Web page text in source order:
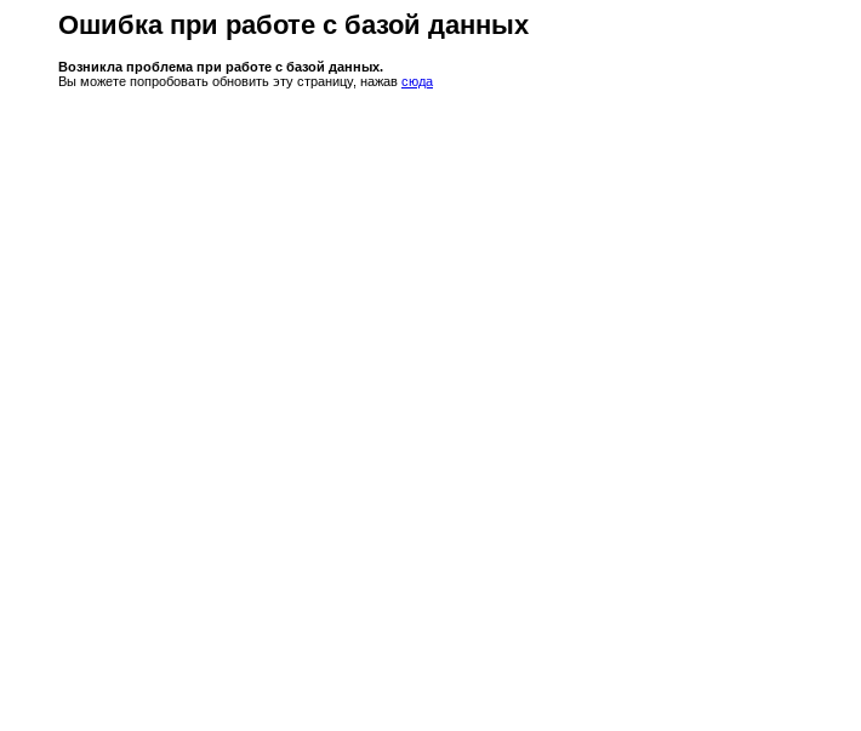
Ошибка при работе с базой данных
Возникла проблема при работе с базой данных.
Вы можете попробовать обновить эту страницу, нажав сюда